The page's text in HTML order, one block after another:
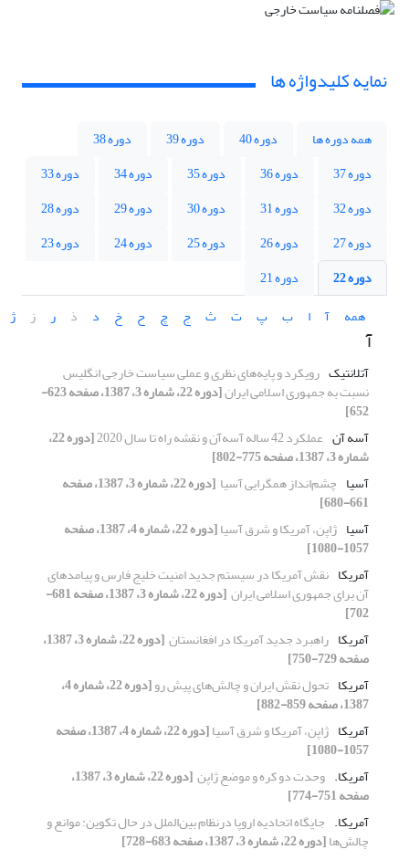
نمایه کلیدواژه ها
همه دوره ها دوره 40 دوره 39
دوره 38
دوره 37
دوره 36 دوره 35 دوره 34
دوره 33
دوره 32
دوره 31 دوره 30 دوره 29
دوره 28
دوره 27
دوره 26 دوره 25 دوره 24
دوره 23
دوره 22
دوره 21
همه
آ ا ب پ ت ث ج چ ح خ د ذ ر ز ژ
آ
آتلانتیک رویکرد و پایه‌های نظری و عملی سیاست خارجی ‏انگلیس
نسبت به جمهوری اسلامی ایران [دوره 22، شماره 3، 1387، صفحه 623-
652]
آسه آن عملکرد 42 ساله آسه‌آن و نقشه راه تا سال 2020‏ [دوره 22،
شماره 3، 1387، صفحه 775-802]
آسیا چشم‌انداز همگرایی آسیا ‏ [دوره 22، شماره 3، 1387، صفحه
661-680]
آسیا ژاپن، آمریکا و شرق آسیا [دوره 22، شماره 4، 1387، صفحه
1057-1080]
آمریکا نقش آمریکا در سیستم جدید امنیت خلیج فارس و ‏پیامدهای
آن برای جمهوری اسلامی ایران ‏ [دوره 22، شماره 3، 1387، صفحه 681-
702]
آمریکا راهبرد جدید آمریکا در افغانستان ‏ [دوره 22، شماره 3، 1387،
صفحه 729-750]
آمریکا تحول نقش ایران و چالش‌های پیش رو [دوره 22، شماره 4،
1387، صفحه 859-882]
آمریکا ژاپن، آمریکا و شرق آسیا [دوره 22، شماره 4، 1387، صفحه
1057-1080]
آمریکا.‏ وحدت دو کره و موضع ژاپن ‏ [دوره 22، شماره 3، 1387،
صفحه 751-774]
آمریکا.‏ جایگاه اتحادیه اروپا درنظام بین‌الملل در حال ‏تکوین: موانع و
چالش‌ها[دوره 22، شماره 3، 1387، صفحه 683-728]